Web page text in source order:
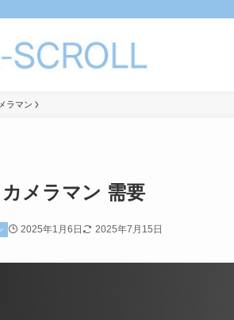
ラマン
カメラマン 需要
2025年1月6日 2025年7月15日